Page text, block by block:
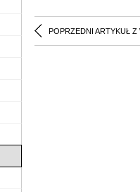
POPRZEDNI ARTYKUŁ Z